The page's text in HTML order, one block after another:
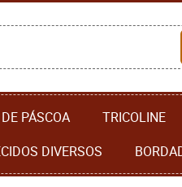
PÁSCOA TRICOLINE
DIVERSOS